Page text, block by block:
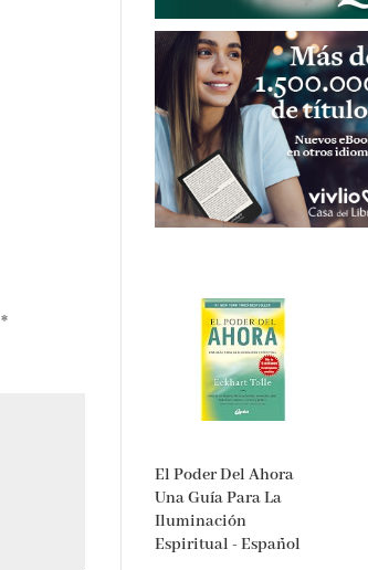
*
El Poder Del Ahora
Una Guía Para La
Iluminación
Espiritual - Español